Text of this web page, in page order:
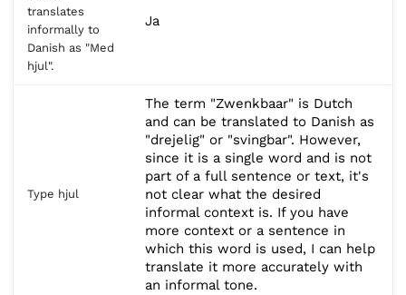
translates
informally to
Danish as "Med
hjul".
Ja
Type hjul
The term "Zwenkbaar" is Dutch
and can be translated to Danish as
"drejelig" or "svingbar". However,
since it is a single word and is not
part of a full sentence or text, it's
not clear what the desired
informal context is. If you have
more context or a sentence in
which this word is used, I can help
translate it more accurately with
an informal tone.